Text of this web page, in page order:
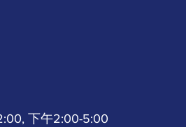
下午2:00-5:00